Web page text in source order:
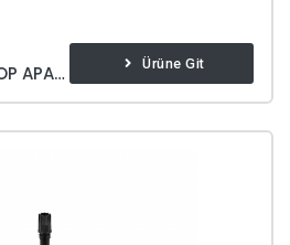
ERMOP ECO ISLAK MOP APARATI Ürüne Git